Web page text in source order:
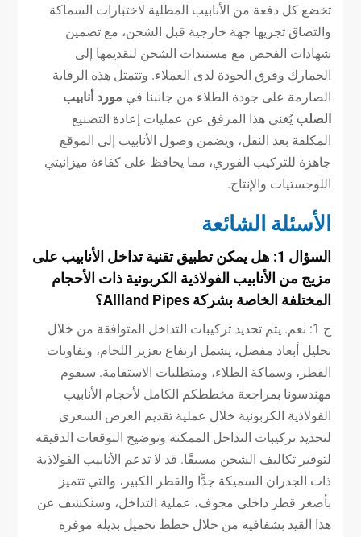
تخضع كل دفعة من الأنابيب المطلية لاختبارات السماكة
والتصاق تجريها جهة خارجية قبل الشحن، مع تضمين
شهادات الفحص مع مستندات الشحن لتقديمها إلى
الجمارك وفرق الجودة لدى العملاء. وتتمثل هذه الرقابة
الصارمة على جودة الطلاء من جانبنا في مورد أنابيب
الصلب يُغني هذا المرفق عن عمليات إعادة التصنيع
المكلفة بعد النقل، ويضمن وصول الأنابيب إلى الموقع
جاهزة للتركيب الفوري، مما يحافظ على كفاءة ميزانيتي
اللوجستيات والإنتاج.
الأسئلة الشائعة
السؤال 1: هل يمكن تطبيق تقنية تداخل الأنابيب على
مزيج من الأنابيب الفولاذية الكربونية ذات الأحجام
المختلفة الخاصة بشركة Allland Pipes؟
ج 1: نعم. يتم تحديد تركيبات التداخل المتوافقة من خلال
تحليل أبعاد مفصل، يشمل ارتفاع تعزيز اللحام، وتفاوتات
القطر، وسماكة الطلاء، ومتطلبات الاستقامة. سيقوم
مهندسونا بمراجعة مخططكم الكامل لأحجام الأنابيب
الفولاذية الكربونية خلال عملية تقديم العرض السعري
لتحديد تركيبات التداخل الممكنة وتوضيح التوقعات الدقيقة
لتوفير تكاليف الشحن مسبقًا. قد لا تدعم الأنابيب الفولاذية
ذات الجدران السميكة جدًّا والقطر الكبير، والتي تتميز
بأصغر قطر داخلي مجوف، عملية التداخل، وسنكشف عن
هذا القيد بشفافية من خلال خطط تحميل بديلة موفرة